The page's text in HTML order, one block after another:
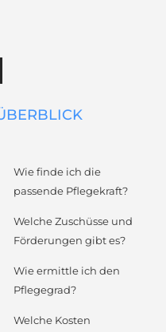
Wie finde ich die
passende Pflegekraft?
Welche Zuschüsse und
Förderungen gibt es?
Wie ermittle ich den
Pflegegrad?
Welche Kosten